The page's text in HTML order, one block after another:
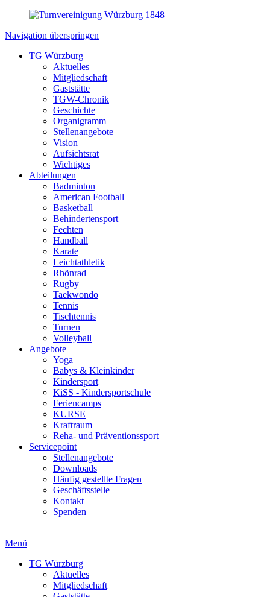
Navigation überspringen
TG Würzburg
Aktuelles
Mitgliedschaft
Gaststätte
TGW-Chronik
Geschichte
Organigramm
Stellenangebote
Vision
Aufsichtsrat
Wichtiges
Abteilungen
Badminton
American Football
Basketball
Behindertensport
Fechten
Handball
Karate
Leichtathletik
Rhönrad
Rugby
Taekwondo
Tennis
Tischtennis
Turnen
Volleyball
Angebote
Yoga
Babys & Kleinkinder
Kindersport
KiSS - Kindersportschule
Feriencamps
KURSE
Kraftraum
Reha- und Präventionssport
Servicepoint
Stellenangebote
Downloads
Häufig gestellte Fragen
Geschäftsstelle
Kontakt
Spenden
Menü
TG Würzburg
Aktuelles
Mitgliedschaft